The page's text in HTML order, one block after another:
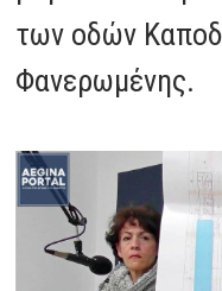
των οδών
Φανερωμένης.